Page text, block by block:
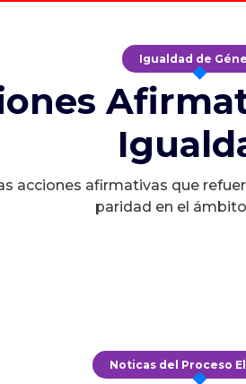
Igualdad de
acciones afirmativas que
paridad en el
Noticas del Proceso